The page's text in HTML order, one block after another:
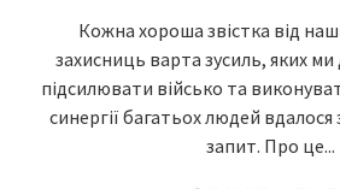
Кожна хороша звістка від
захисниць варта зусиль, яких
підсилювати військо та
синергії багатьох людей
запит. Про це...